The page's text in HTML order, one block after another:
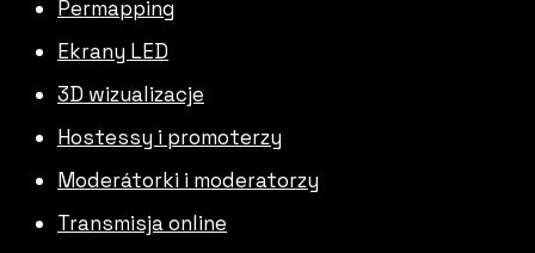
Permapping
Ekrany LED
3D wizualizacje
Hostessy i promoterzy
Moderátorki i moderatorzy
Transmisja online